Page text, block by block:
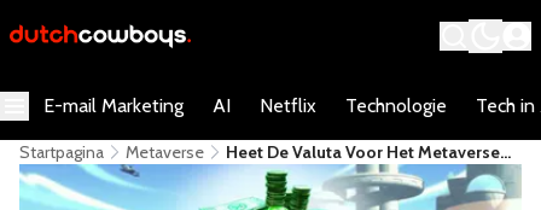
E-mail Marketing AI Netflix Technologie Tech in
Startpagina Metaverse
​Heet De Valuta Voor Het Metaverse
Van Meta 'Zuck Buck'?